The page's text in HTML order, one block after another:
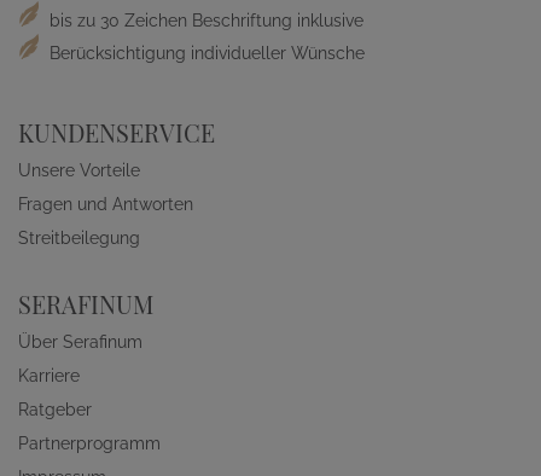
bis zu 30 Zeichen Beschriftung inklusive
Berücksichtigung individueller Wünsche
KUNDENSERVICE
Unsere Vorteile
Fragen und Antworten
Streitbeilegung
SERAFINUM
Über Serafinum
Karriere
Ratgeber
Partnerprogramm